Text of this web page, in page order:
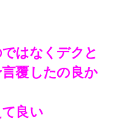
はなくデクと
覆したの良か
良い